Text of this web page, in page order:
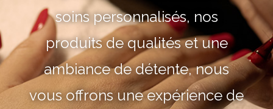
soins personnalisés, nos
produits de qualités et une
ambiance de détente, nous
vous offrons une expérience de